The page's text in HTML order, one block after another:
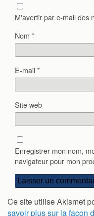
M'avertir par e-mail des
Nom *
E-mail*
Site web
Enregistrer mon nom,
navigateur pour mon
Ce site utilise Akismet
savoir plus sur la façon